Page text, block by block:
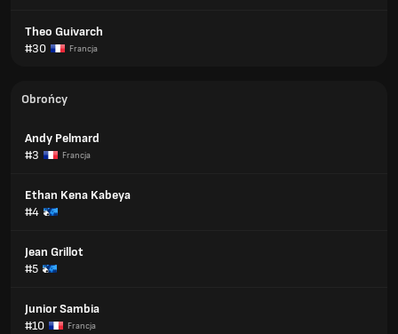
Theo Guivarch
#30
Francja
Obrońcy
Andy Pelmard
#3
Francja
Ethan Kena Kabeya
#4
Jean Grillot
#5
Junior Sambia
#10
Francja